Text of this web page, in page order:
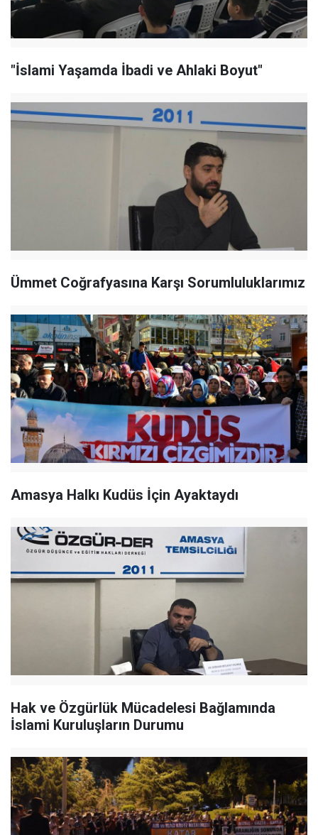
"İslami Yaşamda İbadi ve Ahlaki Boyut"
Ümmet Coğrafyasına Karşı Sorumluluklarımız
Amasya Halkı Kudüs İçin Ayaktaydı
Hak ve Özgürlük Mücadelesi Bağlamında
İslami Kuruluşların Durumu